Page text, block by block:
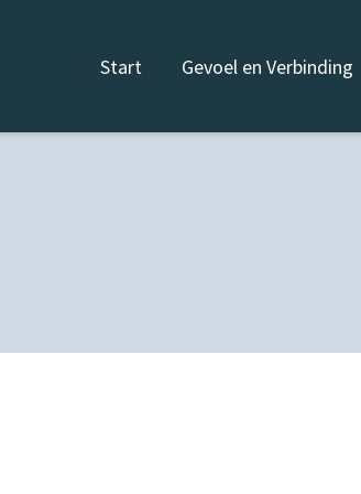
Start Gevoel en Verbinding